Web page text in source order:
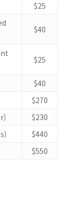
$25
$40
$25
$40
$270
$230
$440
$550